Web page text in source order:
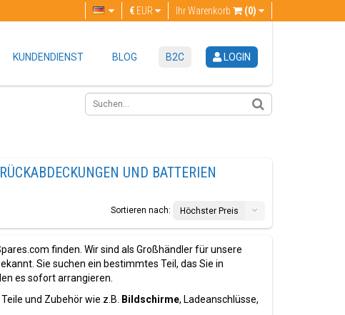
Ihr Warenkorb (0)
€ EUR
KUNDENDIENST BLOG B2C LOGIN
UND BATTERIEN
Sortieren nach:
Höchster Preis
finden. Wir sind als Großhändler für unsere
Sie suchen ein bestimmtes Teil, das Sie in
es sofort arrangieren.
und Zubehör wie z.B.
Bildschirme, Ladeanschlüsse,